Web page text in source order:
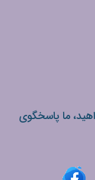
ما پاسخگوی